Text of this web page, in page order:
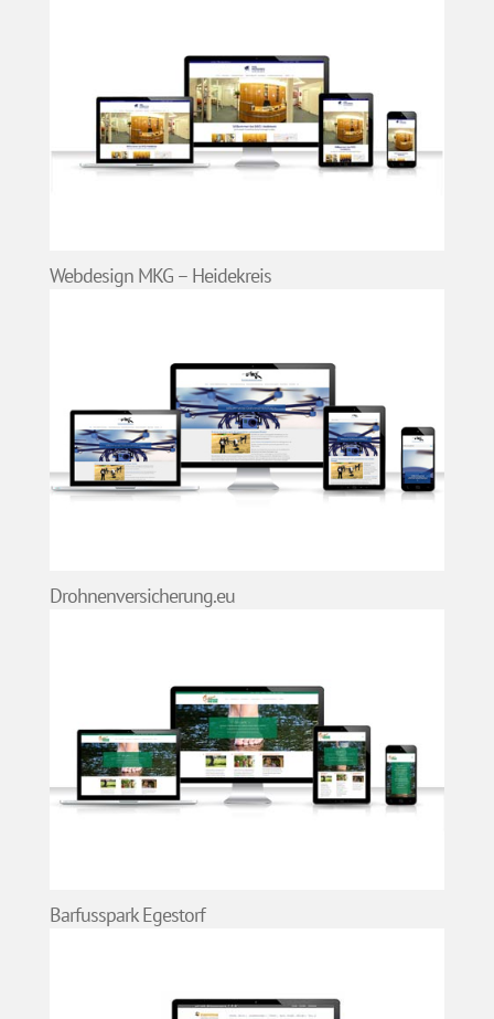
Webdesign MKG – Heidekreis
Drohnenversicherung.eu
Barfusspark Egestorf